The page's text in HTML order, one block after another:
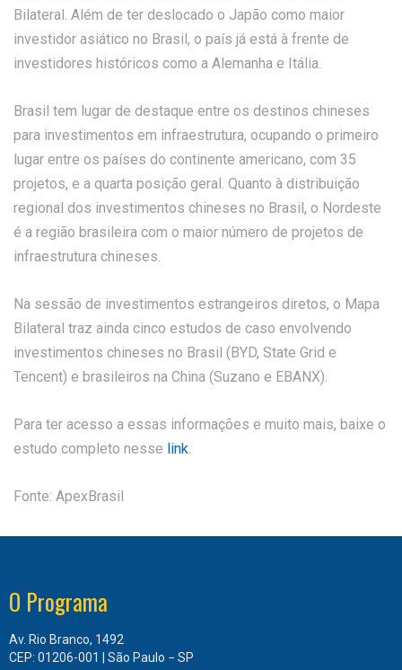
Bilateral. Além de ter deslocado o Japão como maior
investidor asiático no Brasil, o país já está à frente de
investidores históricos como a Alemanha e Itália.
Brasil tem lugar de destaque entre os destinos chineses
para investimentos em infraestrutura, ocupando o primeiro
lugar entre os países do continente americano, com 35
projetos, e a quarta posição geral. Quanto à distribuição
regional dos investimentos chineses no Brasil, o Nordeste
é a região brasileira com o maior número de projetos de
infraestrutura chineses.
Na sessão de investimentos estrangeiros diretos, o Mapa
Bilateral traz ainda cinco estudos de caso envolvendo
investimentos chineses no Brasil (BYD, State Grid e
Tencent) e brasileiros na China (Suzano e EBANX).
Para ter acesso a essas informações e muito mais, baixe o
estudo completo nesse link.
Fonte: ApexBrasil
O Programa
Av. Rio Branco, 1492
CEP: 01206-001 | São Paulo − SP